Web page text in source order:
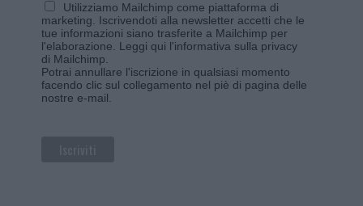
Utilizziamo Mailchimp come piattaforma di
marketing. Iscrivendoti alla newsletter accetti che le
tue informazioni siano trasferite a Mailchimp per
l'elaborazione. Leggi qui l'informativa sulla privacy
di Mailchimp
Potrai annullare l'iscrizione in qualsiasi momento
facendo clic sul collegamento nel piè di pagina delle
nostre e-mail.